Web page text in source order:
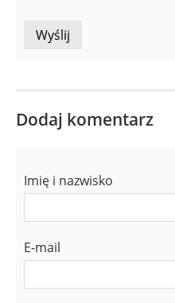
Dodaj komentarz
Imię i nazwisko
E-mail